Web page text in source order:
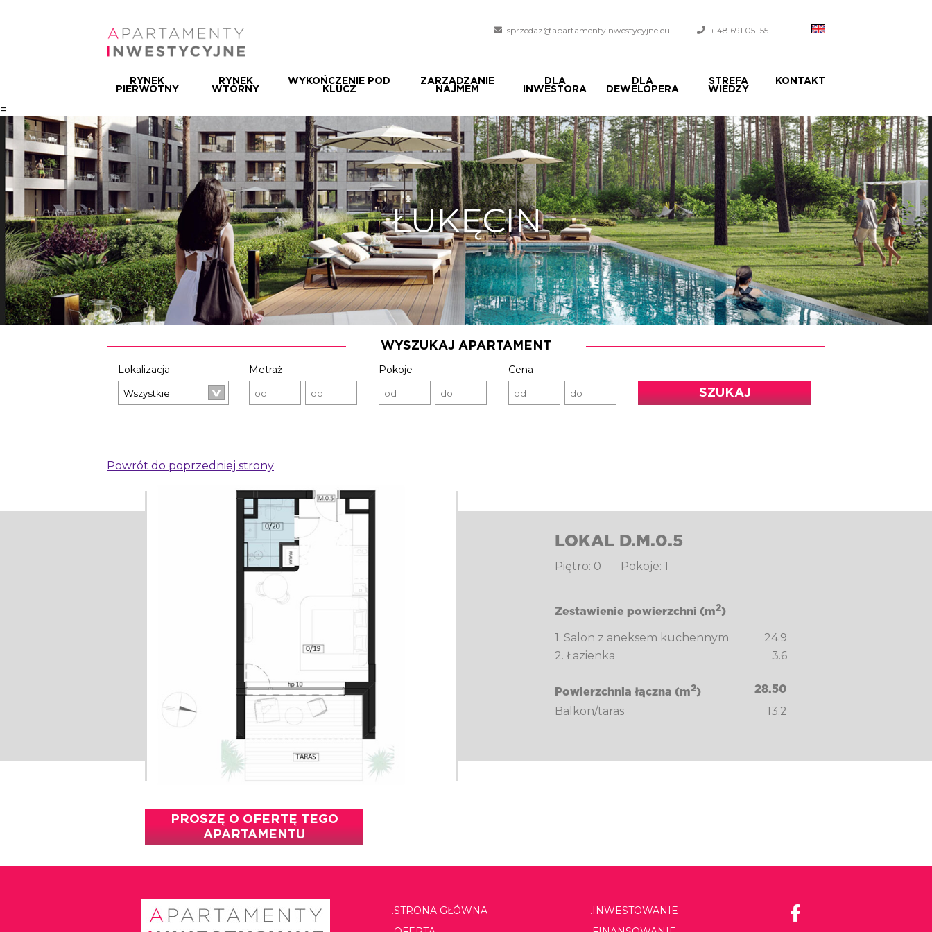
=
sprzedaz@apartamentyinwestycyjne.eu + 48 691 051 551
RYNEK
PIERWOTNY
RYNEK
WTÓRNY
WYKOŃCZENIE POD
KLUCZ
ZARZĄDZANIE
NAJMEM
DLA
INWESTORA
DLA
DEWELOPERA
STREFA
WIEDZY
KONTAKT
ŁUKĘCIN
WYSZUKAJ APARTAMENT
Lokalizacja
Metraż Pokoje
Cena
SZUKAJ
Powrót do poprzedniej strony
LOKAL D.M.0.5
Piętro: 0 Pokoje: 1
Zestawienie powierzchni (m2)
1. Salon z aneksem kuchennym
24.9
2. Łazienka
3.6
Powierzchnia łączna (m2) 28.50
Balkon/taras 13.2
PROSZĘ O OFERTĘ TEGO
APARTAMENTU
.STRONA GŁÓWNA
.INWESTOWANIE